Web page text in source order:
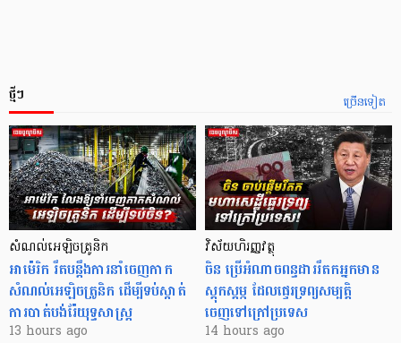
ច្រើនទៀត
ថ្មីៗ
សំណល់អេឡិចត្រូនិក
អាម៉េរិក រឹតបន្តឹងការនាំចេញកាក
សំណល់អេឡិចត្រូនិក ដើម្បីទប់ស្កាត់
ការបាត់បង់រ៉ែយុទ្ធសាស្ត្រ
13 hours ago
វិស័យហិរញ្ញវត្ថុ
ចិន ប្រើ​អំណាចពន្ធដាររឹតកអ្នកមាន
ស្ដុកស្ដម្ភ ដែលផ្ទេរទ្រព្យសម្បត្តិ
ចេញទៅក្រៅប្រទេស
14 hours ago